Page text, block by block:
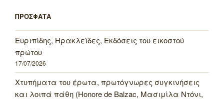
ΠΡΟΣΦΑΤΑ
Ευριπίδης, Ηρακλείδες, Εκδόσεις του εικοστού
πρώτου
17/07/2026
Χτυπήματα του έρωτα, πρωτόγνωρες συγκινήσεις
και λοιπά πάθη (Honore de Balzac, Μασιμίλα Ντόνι,